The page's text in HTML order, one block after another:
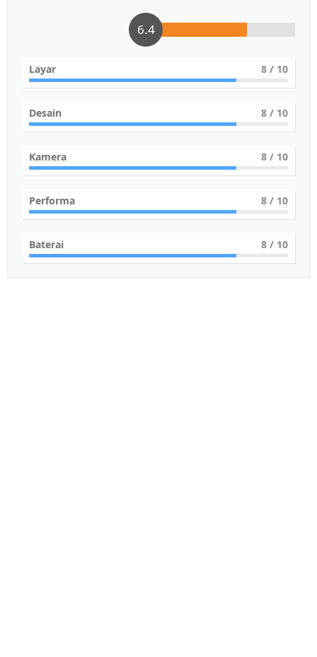
6.4
Layar 8 / 10
Desain 8 / 10
Kamera 8 / 10
Performa 8 / 10
Baterai 8 / 10